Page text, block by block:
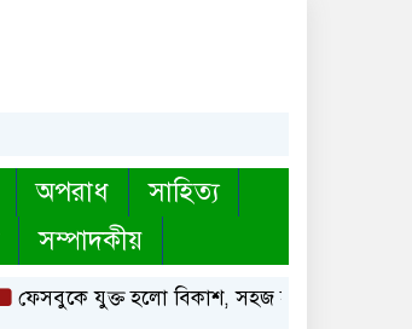
অপরাধ
সাহিত্য
সম্পাদকীয়
ফেসবুকে যুক্ত হলো বিকাশ, সহজ হলো ডিজিটাল